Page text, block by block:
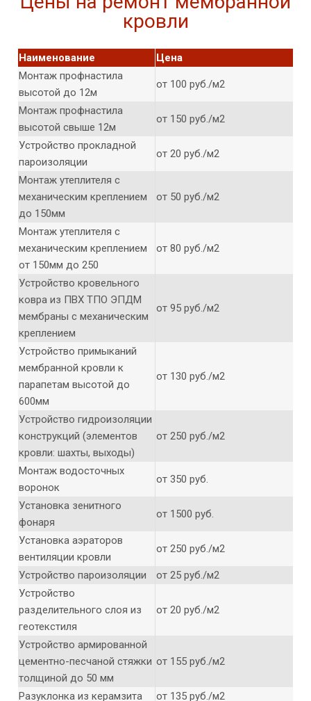
кровли
Наименование
Цена
Монтаж профнастила
высотой до 12м
от 100 руб./м2
Монтаж профнастила
высотой свыше 12м
от 150 руб./м2
Устройство прокладной
пароизоляции
от 20 руб./м2
Монтаж утеплителя с
механическим креплением
до 150мм
от 50 руб./м2
Монтаж утеплителя с
механическим креплением
от 150мм до 250
от 80 руб./м2
Устройство кровельного
ковра из ПВХ ТПО ЭПДМ
мембраны с механическим
креплением
от 95 руб./м2
Устройство примыканий
мембранной кровли к
парапетам высотой до
600мм
от 130 руб./м2
Устройство гидроизоляции
конструкций (элементов
кровли: шахты, выходы)
от 250 руб./м2
Монтаж водосточных
воронок
от 350 руб.
Установка зенитного
фонаря
от 1500 руб.
Установка аэраторов
вентиляции кровли
от 250 руб./м2
Устройство пароизоляции
от 25 руб./м2
Устройство
разделительного слоя из
геотекстиля
от 20 руб./м2
Устройство армированной
цементно-песчаной стяжки
толщиной до 50 мм
от 155 руб./м2
Разуклонка из керамзита
от 135 руб./м2